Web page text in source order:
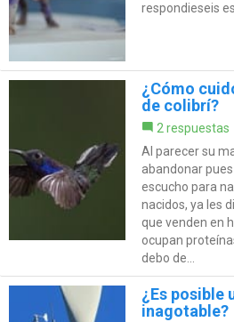
respondieseis
¿Cómo
de colibrí?
2 respuestas
Al parecer su
abandonar
escucho para
nacidos, ya les
que venden en
ocupan
debo de...
¿Es posible
inagotable?